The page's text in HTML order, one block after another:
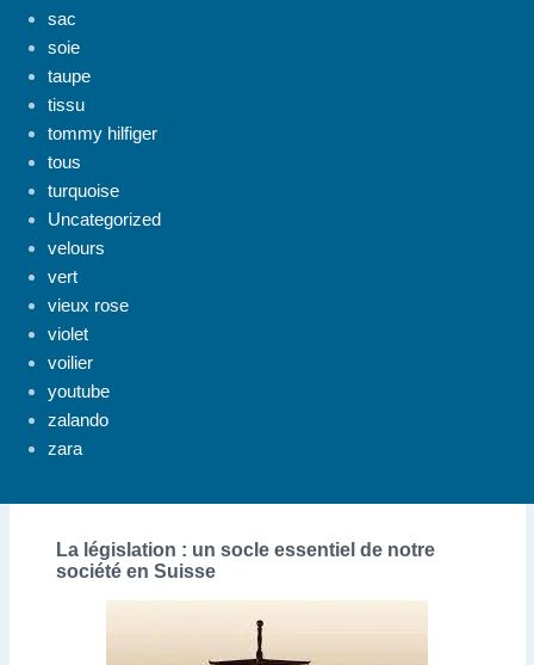
sac
soie
taupe
tissu
tommy hilfiger
tous
turquoise
Uncategorized
velours
vert
vieux rose
violet
voilier
youtube
zalando
zara
La législation : un socle essentiel de notre
société en Suisse